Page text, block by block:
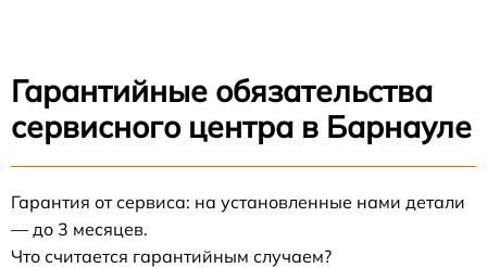
Гарантийные обязательства
сервисного центра в Барнауле
Гарантия от сервиса: на установленные нами детали
— до 3 месяцев.
Что считается гарантийным случаем?